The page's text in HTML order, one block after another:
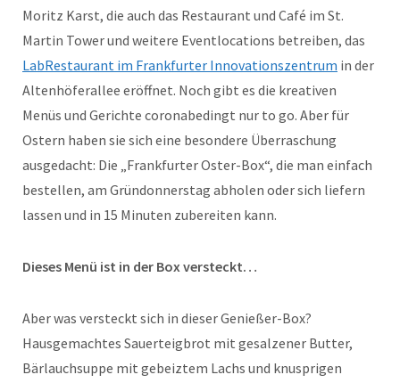
Moritz Karst, die auch das Restaurant und Café im St.
Martin Tower und weitere Eventlocations betreiben, das
LabRestaurant im Frankfurter Innovationszentrum in der
Altenhöferallee eröffnet. Noch gibt es die kreativen
Menüs und Gerichte coronabedingt nur to go. Aber für
Ostern haben sie sich eine besondere Überraschung
ausgedacht: Die „Frankfurter Oster-Box“, die man einfach
bestellen, am Gründonnerstag abholen oder sich liefern
lassen und in 15 Minuten zubereiten kann.
Dieses Menü ist in der Box versteckt…
Aber was versteckt sich in dieser Genießer-Box?
Hausgemachtes Sauerteigbrot mit gesalzener Butter,
Bärlauchsuppe mit gebeiztem Lachs und knusprigen